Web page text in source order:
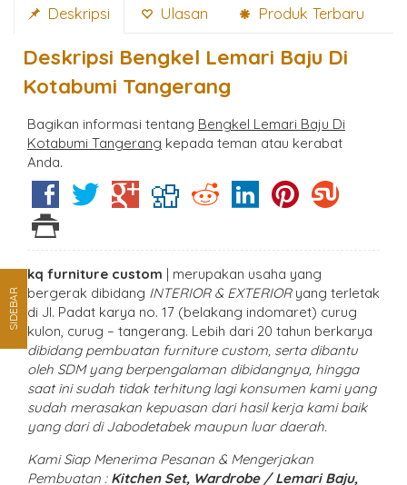
Deskripsi Ulasan Produk Terbaru
Deskripsi Bengkel Lemari Baju Di
Kotabumi Tangerang
Bagikan informasi tentang Bengkel Lemari Baju Di
Kotabumi Tangerang kepada teman atau kerabat
Anda.
kq furniture custom | merupakan usaha yang
bergerak dibidang INTERIOR & EXTERIOR yang terletak
di Jl. Padat karya no. 17 (belakang indomaret) curug
kulon, curug – tangerang. Lebih dari 20 tahun berkarya
dibidang pembuatan furniture custom, serta dibantu
oleh SDM yang berpengalaman dibidangnya, hingga
saat ini sudah tidak terhitung lagi konsumen kami yang
sudah merasakan kepuasan dari hasil kerja kami baik
yang dari di Jabodetabek maupun luar daerah.
Kami Siap Menerima Pesanan & Mengerjakan
Pembuatan : Kitchen Set, Wardrobe / Lemari Baju,
SIDEBAR